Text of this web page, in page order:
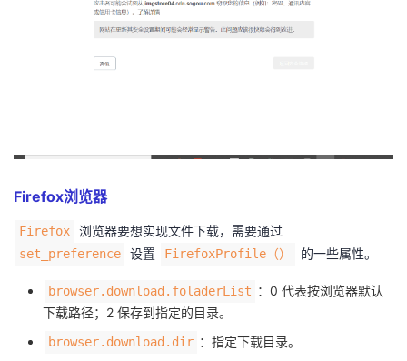
Firefox浏览器
Firefox 浏览器要想实现文件下载，需要通过
set_preference 设置 FirefoxProfile（） 的一些属性。
browser.download.foladerList ：0 代表按浏览器默认
下载路径；2 保存到指定的目录。
browser.download.dir ：指定下载目录。